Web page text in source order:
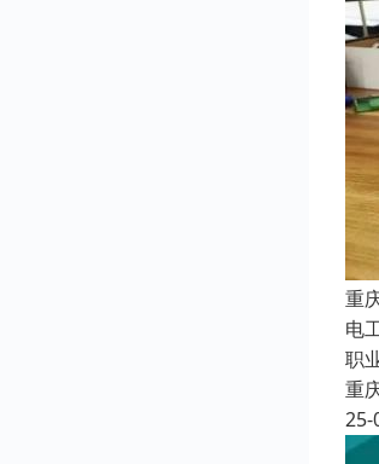
重
电
职
重
25-